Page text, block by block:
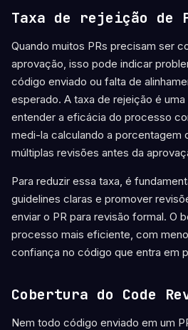
Taxa de rejeição de
Quando muitos PRs precisam ser
aprovação, isso pode indicar
código enviado ou falta de
esperado. A taxa de rejeição é
entender a eficácia do processo
medi-la calculando a porcentagem
múltiplas revisões antes da
Para reduzir essa taxa, é
guidelines claras e promover
enviar o PR para revisão formal. O
processo mais eficiente, com
confiança no código que entra em
Cobertura do Code
Nem todo código enviado em um